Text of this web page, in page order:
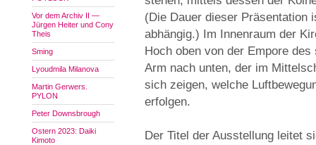
Vor dem Archiv II —
Jürgen Heiter und Cony
Theis
Sming
Lyoudmila Milanova
Martin Gerwers.
PYLON
Peter Downsbrough
Ostern 2023: Daiki
Kimoto
(Die Dauer dieser Präsentation
abhängig.) Im Innenraum der
Hoch oben von der Empore
Arm nach unten, der im
sich zeigen, welche
erfolgen.
Der Titel der Ausstellung leitet